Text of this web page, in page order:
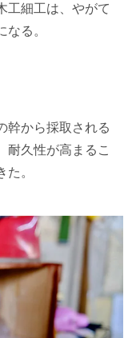
工細工は、やがて
る。
幹から採取される
耐久性が高まるこ
。